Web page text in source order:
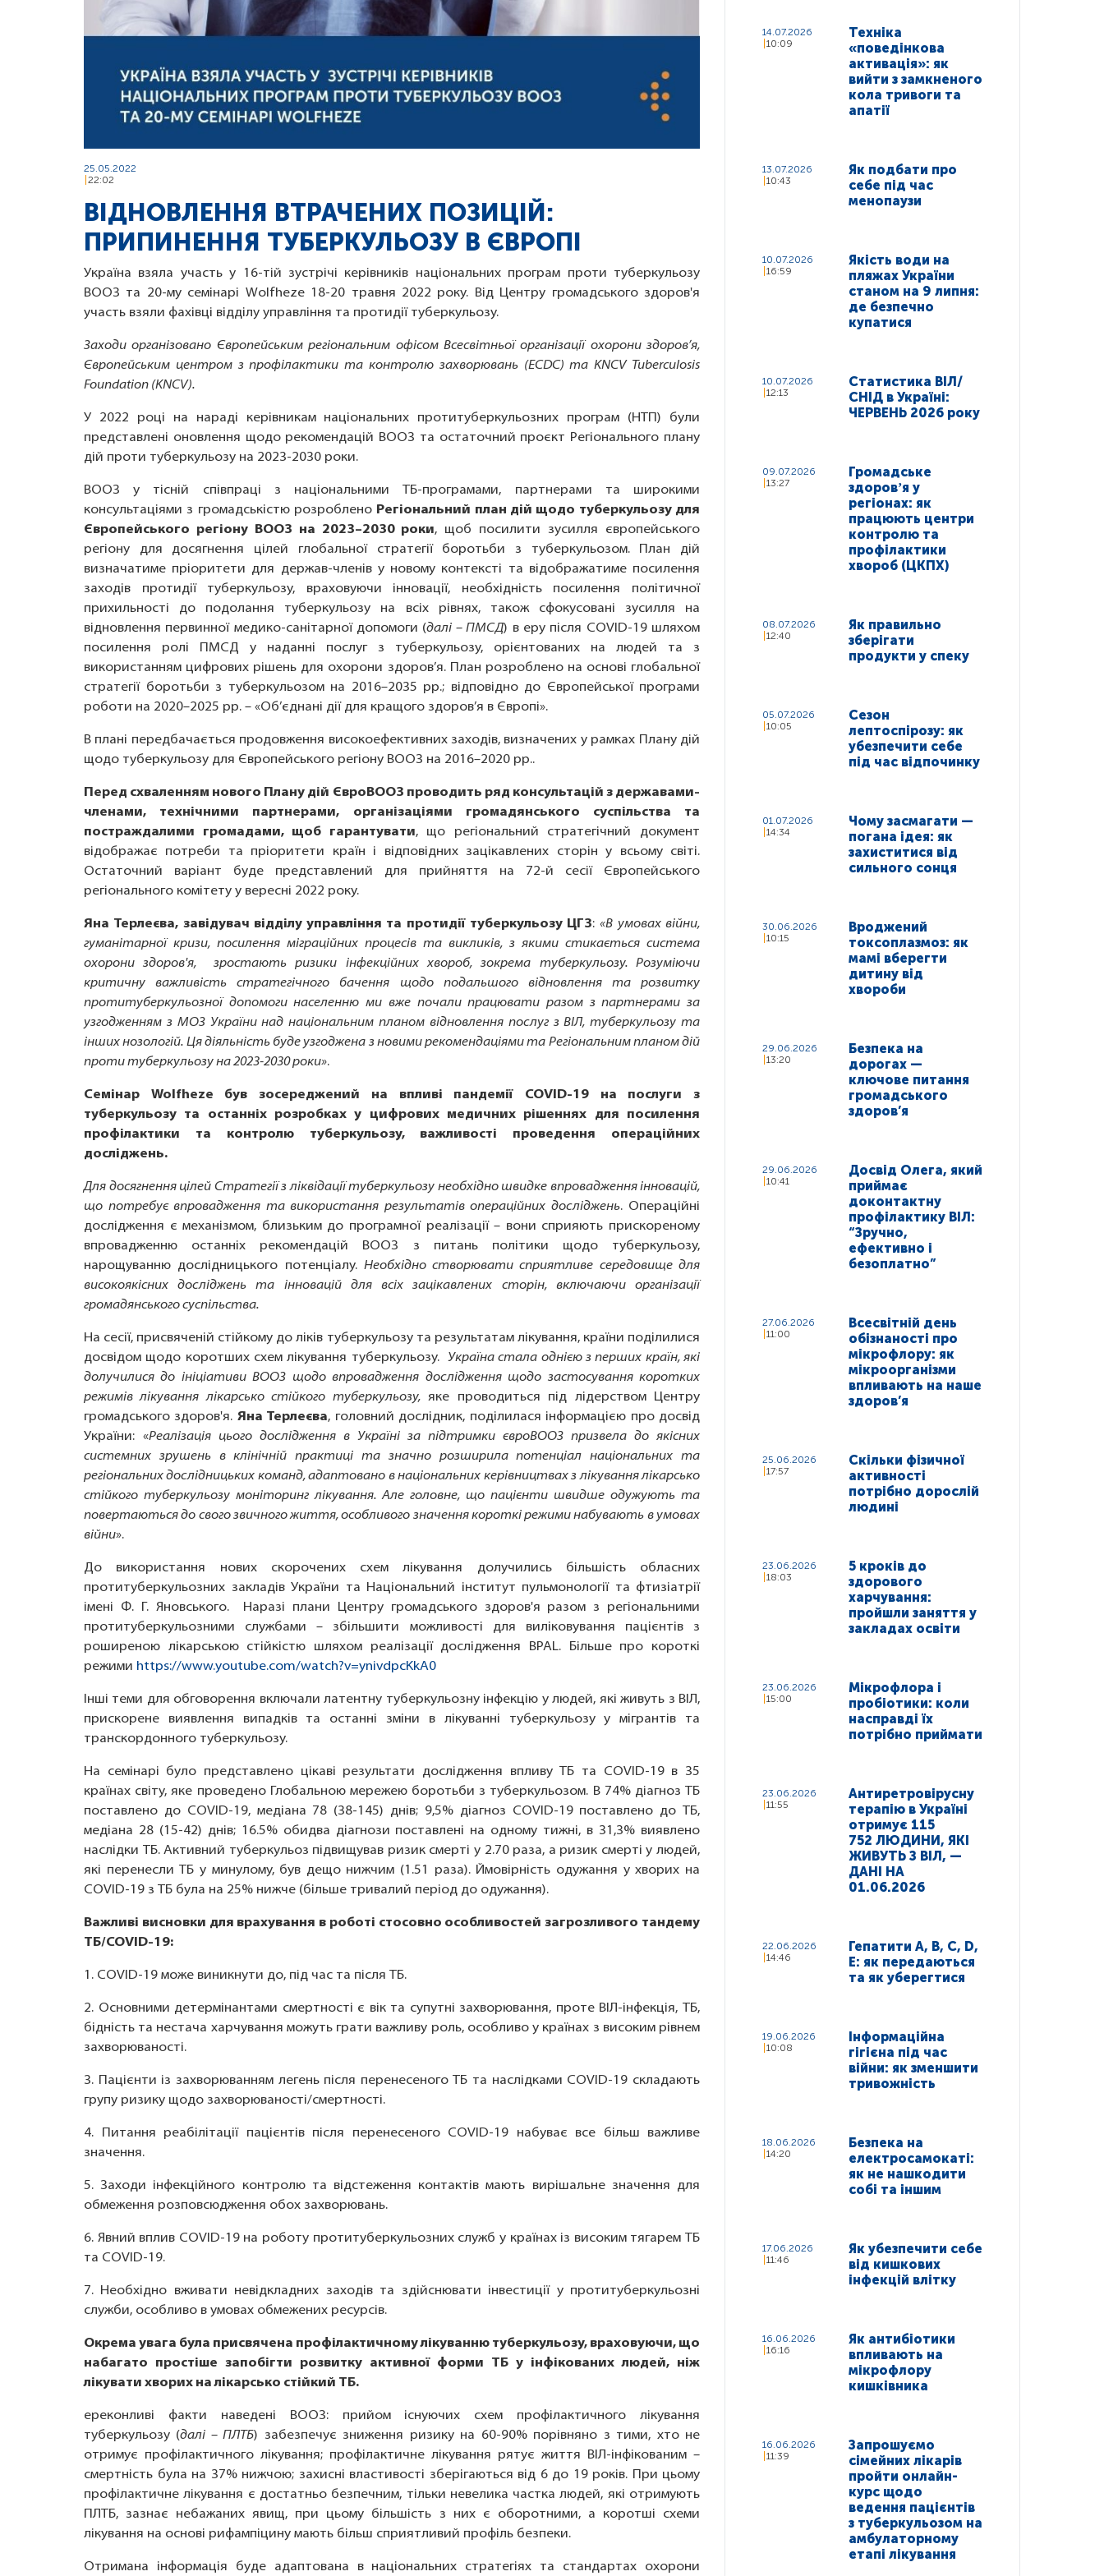
25.05.2022
22:02
ВІДНОВЛЕННЯ ВТРАЧЕНИХ ПОЗИЦІЙ:
ПРИПИНЕННЯ ТУБЕРКУЛЬОЗУ В ЄВРОПІ
Україна взяла участь у 16-тій зустрічі керівників національних програм проти туберкульозу
ВООЗ та 20-му семінарі Wolfheze 18-20 травня 2022 року. Від Центру громадського здоров'я
участь взяли фахівці відділу управління та протидії туберкульозу.
Заходи організовано Європейським регіональним офісом Всесвітньої організації охорони здоров’я,
Європейським центром з профілактики та контролю захворювань (ECDC) та KNCV Tuberculosis
Foundation (KNCV).
У 2022 році на нараді керівникам національних протитуберкульозних програм (НТП) були
представлені оновлення щодо рекомендацій ВООЗ та остаточний проєкт Регіонального плану
дій проти туберкульозу на 2023-2030 роки.
ВООЗ у тісній співпраці з національними ТБ-програмами, партнерами та широкими
консультаціями з громадськістю розроблено Регіональний план дій щодо туберкульозу для
Європейського регіону ВООЗ на 2023–2030 роки, щоб посилити зусилля європейського
регіону для досягнення цілей глобальної стратегії боротьби з туберкульозом. План дій
визначатиме пріоритети для держав-членів у новому контексті та відображатиме посилення
заходів протидії туберкульозу, враховуючи інновації, необхідність посилення політичної
прихильності до подолання туберкульозу на всіх рівнях, також сфокусовані зусилля на
відновлення первинної медико-санітарної допомоги (далі – ПМСД) в еру після COVID-19 шляхом
посилення ролі ПМСД у наданні послуг з туберкульозу, орієнтованих на людей та з
використанням цифрових рішень для охорони здоров’я. План розроблено на основі глобальної
стратегії боротьби з туберкульозом на 2016–2035 рр.; відповідно до Європейської програми
роботи на 2020–2025 рр. – «Об’єднані дії для кращого здоров’я в Європі».
В плані передбачається продовження високоефективних заходів, визначених у рамках Плану дій
щодо туберкульозу для Європейського регіону ВООЗ на 2016–2020 рр..
Перед схваленням нового Плану дій ЄвроВООЗ проводить ряд консультацій з державами-
членами, технічними партнерами, організаціями громадянського суспільства та
постраждалими громадами, щоб гарантувати, що регіональний стратегічний документ
відображає потреби та пріоритети країн і відповідних зацікавлених сторін у всьому світі.
Остаточний варіант буде представлений для прийняття на 72-й сесії Європейського
регіонального комітету у вересні 2022 року.
Яна Терлеєва, завідувач відділу управління та протидії туберкульозу ЦГЗ:«В умовах війни,
гуманітарної кризи, посилення міграційних процесів та викликів, з якими стикається система
охорони здоров'я, зростають ризики інфекційних хвороб, зокрема туберкульозу. Розуміючи
критичну важливість стратегічного бачення щодо подальшого відновлення та розвитку
протитуберкульозної допомоги населенню ми вже почали працювати разом з партнерами за
узгодженням з МОЗ України над національним планом відновлення послуг з ВІЛ, туберкульозу та
інших нозологій. Ця діяльність буде узгоджена з новими рекомендаціями та Регіональним планом дій
проти туберкульозу на 2023-2030 роки».
Семінар Wolfheze був зосереджений на впливі пандемії COVID-19 на послуги з
туберкульозу та останніх розробках у цифрових медичних рішеннях для посилення
профілактики та контролю туберкульозу, важливості проведення операційних
досліджень.
Для досягнення цілей Стратегії з ліквідації туберкульозу необхідно швидке впровадження інновацій,
що потребує впровадження та використання результатів операційних досліджень. Операційні
дослідження є механізмом, близьким до програмної реалізації – вони сприяють прискореному
впровадженню останніх рекомендацій ВООЗ з питань політики щодо туберкульозу,
нарощуванню дослідницького потенціалу. Необхідно створювати сприятливе середовище для
високоякісних досліджень та інновацій для всіх зацікавлених сторін, включаючи організації
громадянського суспільства.
На сесії, присвяченій стійкому до ліків туберкульозу та результатам лікування, країни поділилися
досвідом щодо коротших схем лікування туберкульозу.Україна стала однією з перших країн, які
долучилися до ініціативи ВООЗ щодо впровадження дослідження щодо застосування коротких
режимів лікування лікарсько стійкого туберкульозу,яке проводиться під лідерством Центру
громадського здоров'я. Яна Терлеєва, головний дослідник, поділилася інформацією про досвід
України: «Реалізація цього дослідження в Україні за підтримки євроВООЗ призвела до якісних
системних зрушень в клінічній практиці та значно розширила потенціал національних та
регіональних дослідницьких команд, адаптовано в національних керівництвах з лікування лікарсько
стійкого туберкульозу моніторинг лікування. Але головне, що пацієнти швидше одужують та
повертаються до свого звичного життя, особливого значення короткі режими набувають в умовах
війни».
До використання нових скорочених схем лікування долучились більшість обласних
протитуберкульозних закладів України та Національний інститут пульмонології та фтизіатрії
імені Ф. Г. Яновського. Наразі плани Центру громадського здоров'я разом з регіональними
протитуберкульозними службами – збільшити можливості для виліковування пацієнтів з
роширеною лікарською стійкістю шляхом реалізації дослідження BPAL. Більше про короткі
режими https://www.youtube.com/watch?v=ynivdpcKkA0
Інші теми для обговорення включали латентну туберкульозну інфекцію у людей, які живуть з ВІЛ,
прискорене виявлення випадків та останні зміни в лікуванні туберкульозу у мігрантів та
транскордонного туберкульозу.
На семінарі було представлено цікаві результати дослідження впливу ТБ та COVID-19 в 35
країнах світу, яке проведено Глобальною мережею боротьби з туберкульозом. В 74% діагноз ТБ
поставлено до COVID-19, медіана 78 (38-145) днів; 9,5% діагноз COVID-19 поставлено до ТБ,
медіана 28 (15-42) днів; 16.5% обидва діагнози поставлені на одному тижні, в 31,3% виявлено
наслідки ТБ. Активний туберкульоз підвищував ризик смерті у 2.70 раза, а ризик смерті у людей,
які перенесли ТБ у минулому, був дещо нижчим (1.51 раза). Ймовірність одужання у хворих на
COVID-19 з ТБ була на 25% нижче (більше тривалий період до одужання).
Важливі висновки для врахування в роботі стосовно особливостей загрозливого тандему
ТБ/COVID-19:
1. COVID-19 може виникнути до, під час та після ТБ.
2. Основними детермінантами смертності є вік та супутні захворювання, проте ВІЛ-інфекція, ТБ,
бідність та нестача харчування можуть грати важливу роль, особливо у країнах з високим рівнем
захворюваності.
3. Пацієнти із захворюванням легень після перенесеного ТБ та наслідками COVID-19 складають
групу ризику щодо захворюваності/смертності.
4. Питання реабілітації пацієнтів після перенесеного COVID-19 набуває все більш важливе
значення.
5. Заходи інфекційного контролю та відстеження контактів мають вирішальне значення для
обмеження розповсюдження обох захворювань.
6. Явний вплив COVID-19 на роботу протитуберкульозних служб у країнах із високим тягарем ТБ
та COVID-19.
7. Необхідно вживати невідкладних заходів та здійснювати інвестиції у протитуберкульозні
служби, особливо в умовах обмежених ресурсів.
Окрема увага була присвячена профілактичному лікуванню туберкульозу, враховуючи, що
набагато простіше запобігти розвитку активної форми ТБ у інфікованих людей, ніж
лікувати хворих на лікарсько стійкий ТБ.
ереконливі факти наведені ВООЗ: прийом існуючих схем профілактичного лікування
туберкульозу (далі – ПЛТБ) забезпечує зниження ризику на 60-90% порівняно з тими, хто не
отримує профілактичного лікування; профілактичне лікування рятує життя ВІЛ-інфікованим –
смертність була на 37% нижчою; захисні властивості зберігаються від 6 до 19 років. При цьому
профілактичне лікування є достатньо безпечним, тільки невелика частка людей, які отримують
ПЛТБ, зазнає небажаних явищ, при цьому більшість з них є оборотними, а коротші схеми
лікування на основі рифампіцину мають більш сприятливий профіль безпеки.
Отримана інформація буде адаптована в національних стратегіях та стандартах охорони
14.07.2026
10:09
Техніка
«поведінкова
активація»: як
вийти з замкненого
кола тривоги та
апатії
13.07.2026
10:43
Як подбати про
себе під час
менопаузи
10.07.2026
16:59
Якість води на
пляжах України
станом на 9 липня:
де безпечно
купатися
10.07.2026
12:13
Статистика ВІЛ/
СНІД в Україні:
ЧЕРВЕНЬ 2026 року
09.07.2026
13:27
Громадське
здоровʼя у
регіонах: як
працюють центри
контролю та
профілактики
хвороб (ЦКПХ)
08.07.2026
12:40
Як правильно
зберігати
продукти у спеку
05.07.2026
10:05
Сезон
лептоспірозу: як
убезпечити себе
під час відпочинку
01.07.2026
14:34
Чому засмагати —
погана ідея: як
захиститися від
сильного сонця
30.06.2026
10:15
Вроджений
токсоплазмоз: як
мамі вберегти
дитину від
хвороби
29.06.2026
13:20
Безпека на
дорогах —
ключове питання
громадського
здоров’я
29.06.2026
10:41
Досвід Олега, який
приймає
доконтактну
профілактику ВІЛ:
“Зручно,
ефективно і
безоплатно”
27.06.2026
11:00
Всесвітній день
обізнаності про
мікрофлору: як
мікроорганізми
впливають на наше
здоров’я
25.06.2026
17:57
Скільки фізичної
активності
потрібно дорослій
людині
23.06.2026
18:03
5 кроків до
здорового
харчування:
пройшли заняття у
закладах освіти
23.06.2026
15:00
Мікрофлора і
пробіотики: коли
насправді їх
потрібно приймати
23.06.2026
11:55
Антиретровірусну
терапію в Україні
отримує 115
752 ЛЮДИНИ, ЯКІ
ЖИВУТЬ З ВІЛ, —
ДАНІ НА
01.06.2026
22.06.2026
14:46
Гепатити A, B, C, D,
E: як передаються
та як уберегтися
19.06.2026
10:08
Інформаційна
гігієна під час
війни: як зменшити
тривожність
18.06.2026
14:20
Безпека на
електросамокаті:
як не нашкодити
собі та іншим
17.06.2026
11:46
Як убезпечити себе
від кишкових
інфекцій влітку
16.06.2026
16:16
Як антибіотики
впливають на
мікрофлору
кишківника
16.06.2026
11:39
Запрошуємо
сімейних лікарів
пройти онлайн-
курс щодо
ведення пацієнтів
з туберкульозом на
амбулаторному
етапі лікування